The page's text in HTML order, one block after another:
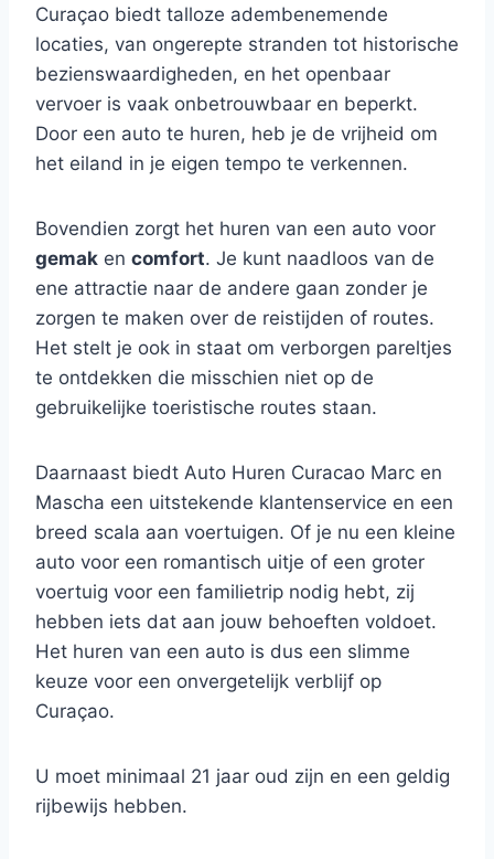
Curaçao biedt talloze adembenemende
locaties, van ongerepte stranden tot historische
bezienswaardigheden, en het openbaar
vervoer is vaak onbetrouwbaar en beperkt.
Door een auto te huren, heb je de vrijheid om
het eiland in je eigen tempo te verkennen.
Bovendien zorgt het huren van een auto voor
gemak en comfort. Je kunt naadloos van de
ene attractie naar de andere gaan zonder je
zorgen te maken over de reistijden of routes.
Het stelt je ook in staat om verborgen pareltjes
te ontdekken die misschien niet op de
gebruikelijke toeristische routes staan.
Daarnaast biedt Auto Huren Curacao Marc en
Mascha een uitstekende klantenservice en een
breed scala aan voertuigen. Of je nu een kleine
auto voor een romantisch uitje of een groter
voertuig voor een familietrip nodig hebt, zij
hebben iets dat aan jouw behoeften voldoet.
Het huren van een auto is dus een slimme
keuze voor een onvergetelijk verblijf op
Curaçao.
U moet minimaal 21 jaar oud zijn en een geldig
rijbewijs hebben.